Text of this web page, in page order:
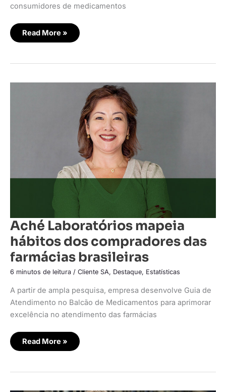
consumidores de medicamentos
Read More »
Aché Laboratórios mapeia
hábitos dos compradores das
farmácias brasileiras
6 minutos de leitura / Cliente SA, Destaque, Estatísticas
A partir de ampla pesquisa, empresa desenvolve Guia de
Atendimento no Balcão de Medicamentos para aprimorar
excelência no atendimento das farmácias
Aché
Read More »